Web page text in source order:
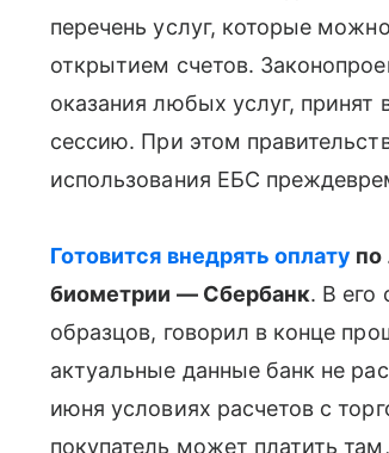
перечень услуг, которые
открытием счетов.
оказания любых услуг,
сессию. При этом
использования ЕБС
Готовится внедрять оплату по
биометрии — Сбербанк. В его
образцов, говорил в конце
актуальные данные банк не
июня условиях расчетов с
покупатель может платить